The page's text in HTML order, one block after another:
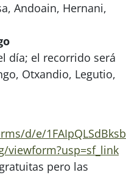
Andoain, Hernani,
día; el recorrido será
Otxandio, Legutio,
d/e/
viewform?usp=sf_link
pero las